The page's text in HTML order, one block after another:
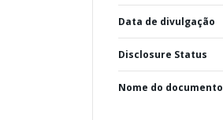
Data de divulgação
Disclosure Status
Nome do documento